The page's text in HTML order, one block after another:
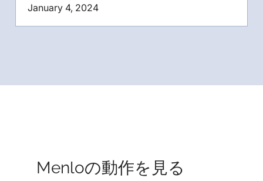
January 4, 2024
Menloの動作を見る